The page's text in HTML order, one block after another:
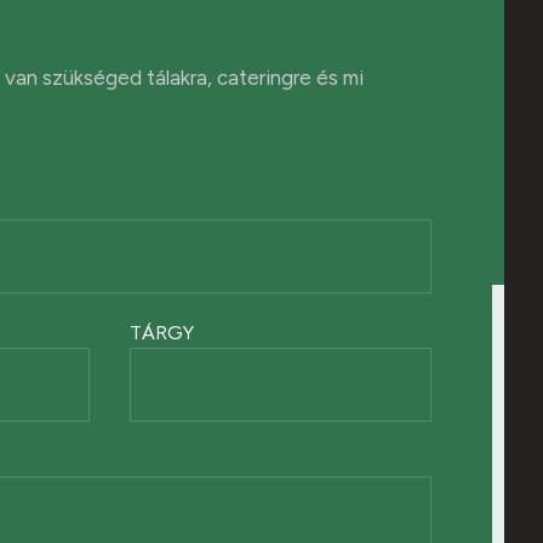
szükséged tálakra, cateringre és mi
TÁRGY